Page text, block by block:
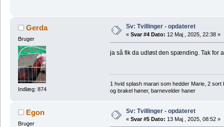
Gerda
Bruger
Indlæg: 874
Sv: Tvillinger - opdateret
« Svar #4 Dato: 12 Maj , 2025, 22:38 »
ja så fik da udløst den spænding. Tak for
1 hvid splash maran som hedder Marie, 2
og brakel høner, barnevelder haner
Egon
Bruger
Sv: Tvillinger - opdateret
« Svar #5 Dato: 13 Maj , 2025, 08:52 »